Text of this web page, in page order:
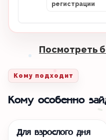
регистрации
Посмотреть
Кому подходит
Кому особенно
Для взрослого дня